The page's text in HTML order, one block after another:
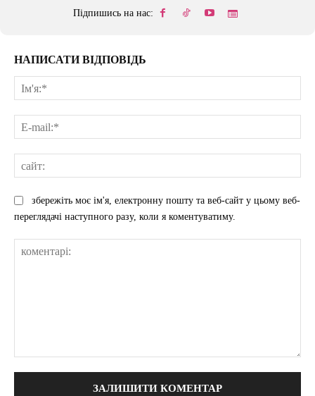
Підпишись на нас:
НАПИСАТИ ВІДПОВІДЬ
збережіть моє ім'я, електронну пошту та веб-сайт у цьому веб-
переглядачі наступного разу, коли я коментуватиму.